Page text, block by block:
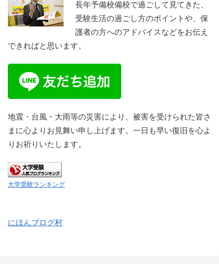
長年予備校備校で過ごして見てきた、
受験生活の過ごし方のポイントや、保
護者の方へのアドバイスなどをお伝え
できればと思います。
地震・台風・大雨等の災害により、被害を受けられた皆さ
まに心よりお見舞い申し上げます。一日も早い復旧を心よ
りお祈りいたします。
大学受験ランキング
にほんブログ村